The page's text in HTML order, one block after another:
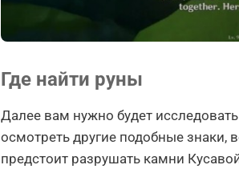
Где найти руны
Далее вам нужно будет
осмотреть другие подобные
предстоит разрушать камни